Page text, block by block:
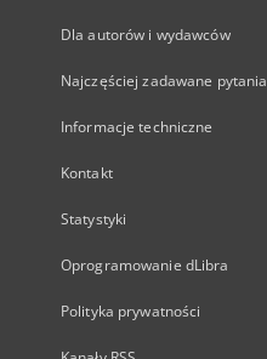
Dla autorów i wydawców
Najczęściej zadawane pytania
Informacje techniczne
Kontakt
Statystyki
Oprogramowanie dLibra
Polityka prywatności